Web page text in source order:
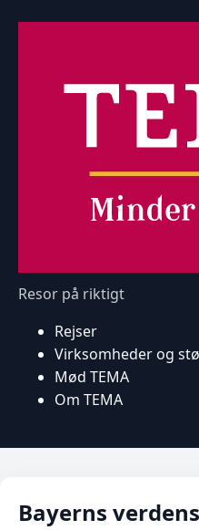
Resor på riktigt
Rejser
Virksomheder og
Mød TEMA
Om TEMA
Bayerns